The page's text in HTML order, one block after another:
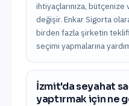
ihtiyaçlarınıza,
değişir. Enkar Sigorta
birden fazla şirketin
seçimi yapmalarına
İzmit'da seyahat
yaptırmak için ne